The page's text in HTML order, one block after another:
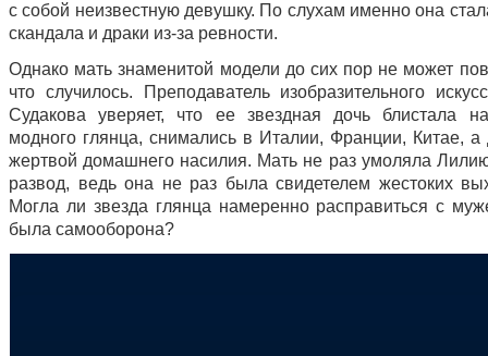
с собой неизвестную девушку. По слухам именно она
скандала и драки из-за ревности.
Однако мать знаменитой модели до сих пор не может
что случилось. Преподаватель изобразительного
Судакова уверяет, что ее звездная дочь блистала
модного глянца, снимались в Италии, Франции, Китае,
жертвой домашнего насилия. Мать не раз умоляла
развод, ведь она не раз была свидетелем жестоких
Могла ли звезда глянца намеренно расправиться с
была самооборона?